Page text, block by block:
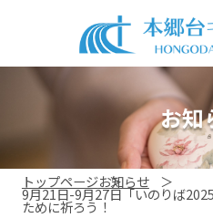
お知
トップページお知らせ
9月21日-9月27日「いのりば
ために祈ろう！